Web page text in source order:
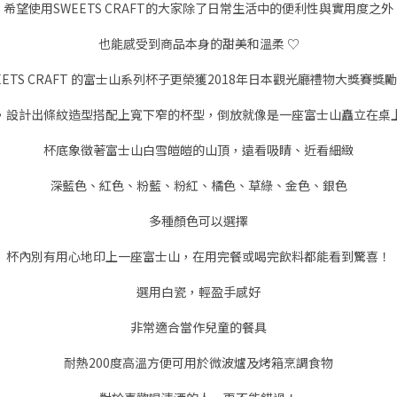
希望使用SWEETS CRAFT的大家除了日常生活中的便利性與實用度之外
也能感受到商品本身的甜美和溫柔 ♡
CRAFT 的富士山系列杯子更榮獲2018年日本觀光廳禮物大獎賽獎勵
設計出條紋造型搭配上寬下窄的杯型，倒放就像是一座富士山矗立在桌
杯底象徵著富士山白雪皚皚的山頂，遠看吸睛、近看細緻
深藍色、紅色、粉藍、粉紅、橘色、草綠、金色、銀色
多種顏色可以選擇
杯內別有用心地印上一座富士山，在用完餐或喝完飲料都能看到驚喜！
選用白瓷，輕盈手感好
非常適合當作兒童的餐具
耐熱200度高溫方便可用於微波爐及烤箱烹調食物